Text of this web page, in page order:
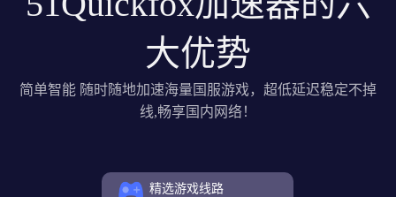
大优势
简单智能 随时随地加速海量国服游戏，超低延迟稳定不掉
线,畅享国内网络！
精选游戏线路